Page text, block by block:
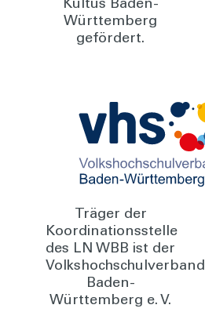
Kultus Baden-
Württemberg
gefördert.
Träger der
Koordinationsstelle
des LN WBB ist der
Volkshochschulverband
Baden-
Württemberg e. V.